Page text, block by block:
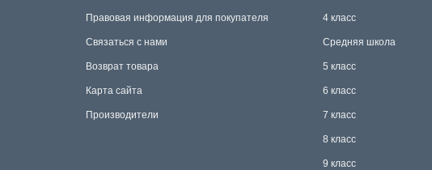
Правовая информация для покупателя
Связаться с нами
Возврат товара
Карта сайта
Производители
4 класс
Средняя школа
5 класс
6 класс
7 класс
8 класс
9 класс